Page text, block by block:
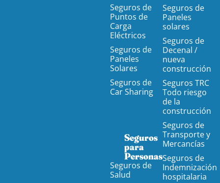
Seguros de
Puntos de
Carga
Eléctricos
Seguros de
Paneles
Solares
Seguros de
Car Sharing
Seguros
para
Personas
Seguros de
Salud
Seguros de
Paneles
solares
Seguros de
Decenal /
nueva
construcción
Seguros TRC
Todo riesgo
de la
construcción
Seguros de
Transporte y
Mercancías
Seguros de
Indemnización
hospitalaria